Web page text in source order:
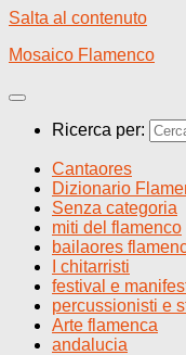
Salta al contenuto
Mosaico Flamenco
Ricerca per:
Cantaores
Dizionario
Senza categoria
miti del flamenco
bailaores
I chitarristi
festival e
percussionisti e
Arte flamenca
andalucia